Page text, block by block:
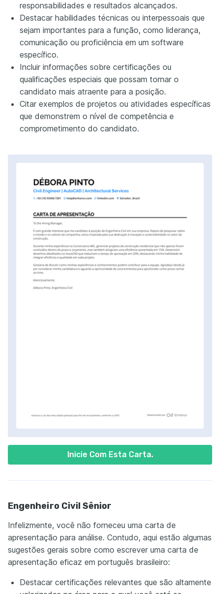
Inicie Com Esta Carta.
responsabilidades e resultados alcançados.
Destacar habilidades técnicas ou interpessoais que
sejam importantes para a função, como liderança,
comunicação ou proficiência em um software
específico.
Incluir informações sobre certificações ou
qualificações especiais que possam tornar o
candidato mais atraente para a posição.
Citar exemplos de projetos ou atividades específicas
que demonstrem o nível de competência e
comprometimento do candidato.
Engenheiro Civil Sênior
Infelizmente, você não forneceu uma carta de
apresentação para análise. Contudo, aqui estão algumas
sugestões gerais sobre como escrever uma carta de
apresentação eficaz em português brasileiro:
Destacar certificações relevantes que são altamente